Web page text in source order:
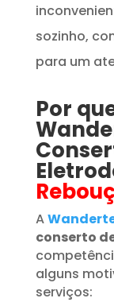
sozinho,
para um
Por
A
conserto
alguns
serviços: